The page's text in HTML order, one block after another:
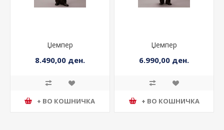
Џемпер
8.490,00 ден.
+ ВО КОШНИЧКА
Џемпер
6.990,00 ден.
+ ВО КОШНИЧКА